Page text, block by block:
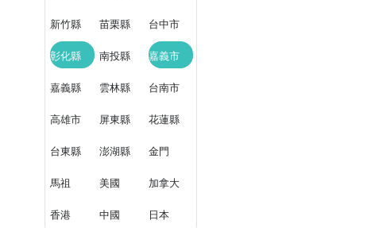
新竹縣 苗栗縣 台中市
彰化縣 南投縣 嘉義市
嘉義縣 雲林縣 台南市
高雄市 屏東縣 花蓮縣
台東縣 澎湖縣 金門
馬祖 美國 加拿大
香港 中國 日本